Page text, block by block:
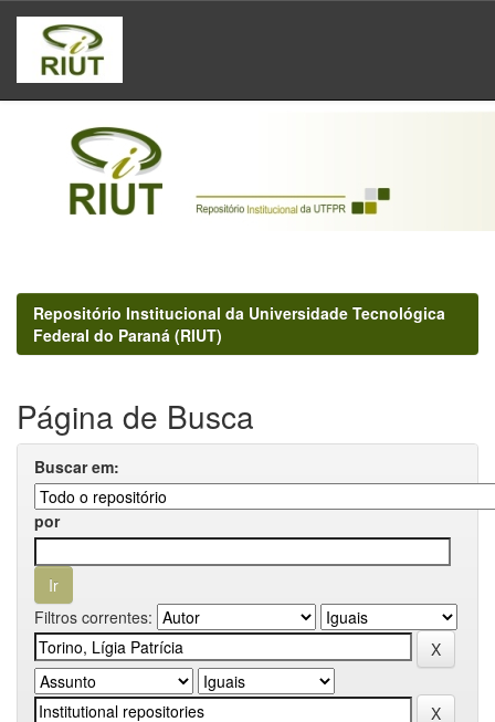
Skip
navigation
Repositório Institucional da Universidade Tecnológica
Federal do Paraná (RIUT)
Página de Busca
Buscar em:
por
Filtros correntes: